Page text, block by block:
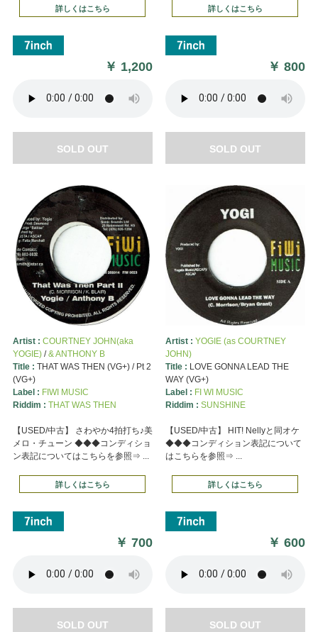
詳しくはこちら
￥ 1,200
SOLD OUT
詳しくはこちら
￥800
SOLD OUT
Artist : COURTNEY JOHN(aka
YOGIE)/& ANTHONY B
Title : THAT WAS THEN (VG+) / Pt 2
(VG+)
Label : FIWI MUSIC
Riddim : THAT WAS THEN
【USED/中古】 さわやか4拍打ち♪美
メロ・チューン ◆◆◆コンディショ
ン表記についてはこちらを参照⇒ ...
詳しくはこちら
￥700
SOLD OUT
Artist : YOGIE (as COURTNEY
JOHN)
Title : LOVE GONNA LEAD THE
WAY (VG+)
Label : FI WI MUSIC
Riddim : SUNSHINE
【USED/中古】 HIT! Nellyと同オケ
◆◆◆コンディション表記について
はこちらを参照⇒ ...
詳しくはこちら
￥600
SOLD OUT